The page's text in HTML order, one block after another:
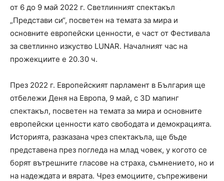
от 6 до 9 май 2022 г. Светлинният спектакъл
„Представи си“, посветен на темата за мира и
основните европейски ценности, е част от Фестивала
за светлинно изкуство LUNAR. Началният час на
прожекциите е 20.30 ч.
През 2022 г. Европейският парламент в България ще
отбележи Деня на Европа, 9 май, с 3D мапинг
спектакъл, посветен на темата за мира и основните
европейски ценности като свободата и демокрацията.
Историята, разказана чрез спектакъла, ще бъде
представена през погледа на млад човек, у когото се
борят вътрешните гласове на страха, съмнението, но и
на надеждата и вярата. Чрез емоциите, съпреживени